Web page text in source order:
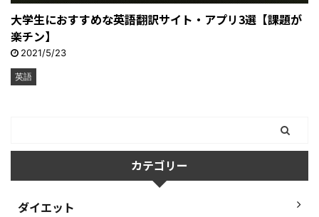
大学生におすすめな英語翻訳サイト・アプリ3選【課題が
楽チン】
2021/5/23
英語
カテゴリー
ダイエット